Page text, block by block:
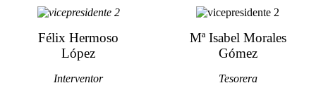
Félix Hermoso
López
Interventor
Mª Isabel Morales
Gómez
Tesorera